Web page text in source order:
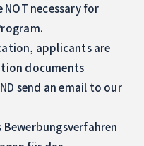
necessary for
applicants are
documents
send an email to our